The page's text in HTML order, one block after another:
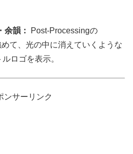
余韻：
Post-Processingの
めて、光の中に消えていくような
ロゴを表示。
ンサーリンク